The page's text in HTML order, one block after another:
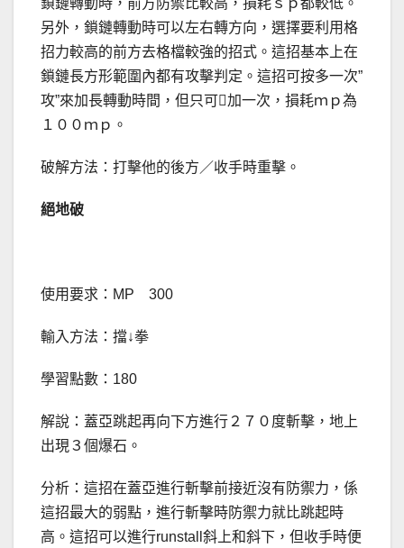
鎖鏈轉動時，前方防禦比較高，損耗ｓｐ都較低。
另外，鎖鏈轉動時可以左右轉方向，選擇要利用格
招力較高的前方去格檔較強的招式。這招基本上在
鎖鏈長方形範圍內都有攻擊判定。這招可按多一次”
攻”來加長轉動時間，但只可加一次，損耗ｍｐ為
１００ｍｐ。
破解方法：打擊他的後方／收手時重擊。
絕地破
使用要求：MP 300
輸入方法：擋↓拳
學習點數：180
解說：蓋亞跳起再向下方進行２７０度斬擊，地上
出現３個爆石。
分析：這招在蓋亞進行斬擊前接近沒有防禦力，係
這招最大的弱點，進行斬擊時防禦力就比跳起時
高。這招可以進行runstall斜上和斜下，但收手時便